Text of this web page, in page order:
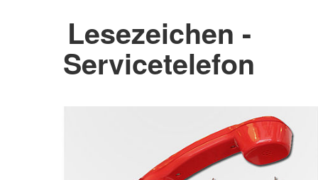
Lesezeichen -
Servicetelefon